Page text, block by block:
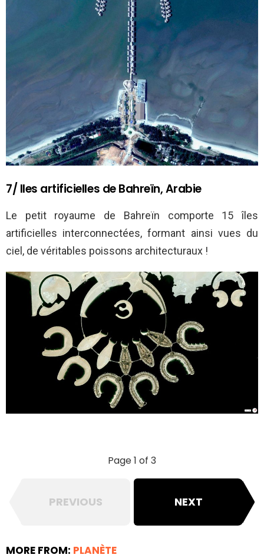
7/ Iles artificielles de Bahreïn, Arabie
Le petit royaume de Bahreïn comporte 15 îles
artificielles interconnectées, formant ainsi vues du
ciel, de véritables poissons architecturaux !
Page 1 of 3
PREVIOUS NEXT
MORE FROM: PLANÈTE